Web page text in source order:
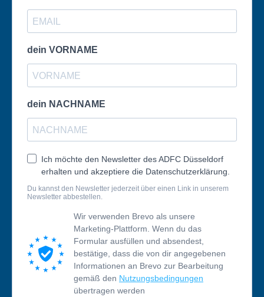
dein VORNAME
dein NACHNAME
Ich möchte den Newsletter des ADFC Düsseldorf
erhalten und akzeptiere die Datenschutzerklärung.
Du kannst den Newsletter jederzeit über einen Link in unserem
Newsletter abbestellen.
Wir verwenden Brevo als unsere
Marketing-Plattform. Wenn du das
Formular ausfüllen und absendest,
bestätige, dass die von dir angegebenen
Informationen an Brevo zur Bearbeitung
gemäß den Nutzungsbedingungen
übertragen werden